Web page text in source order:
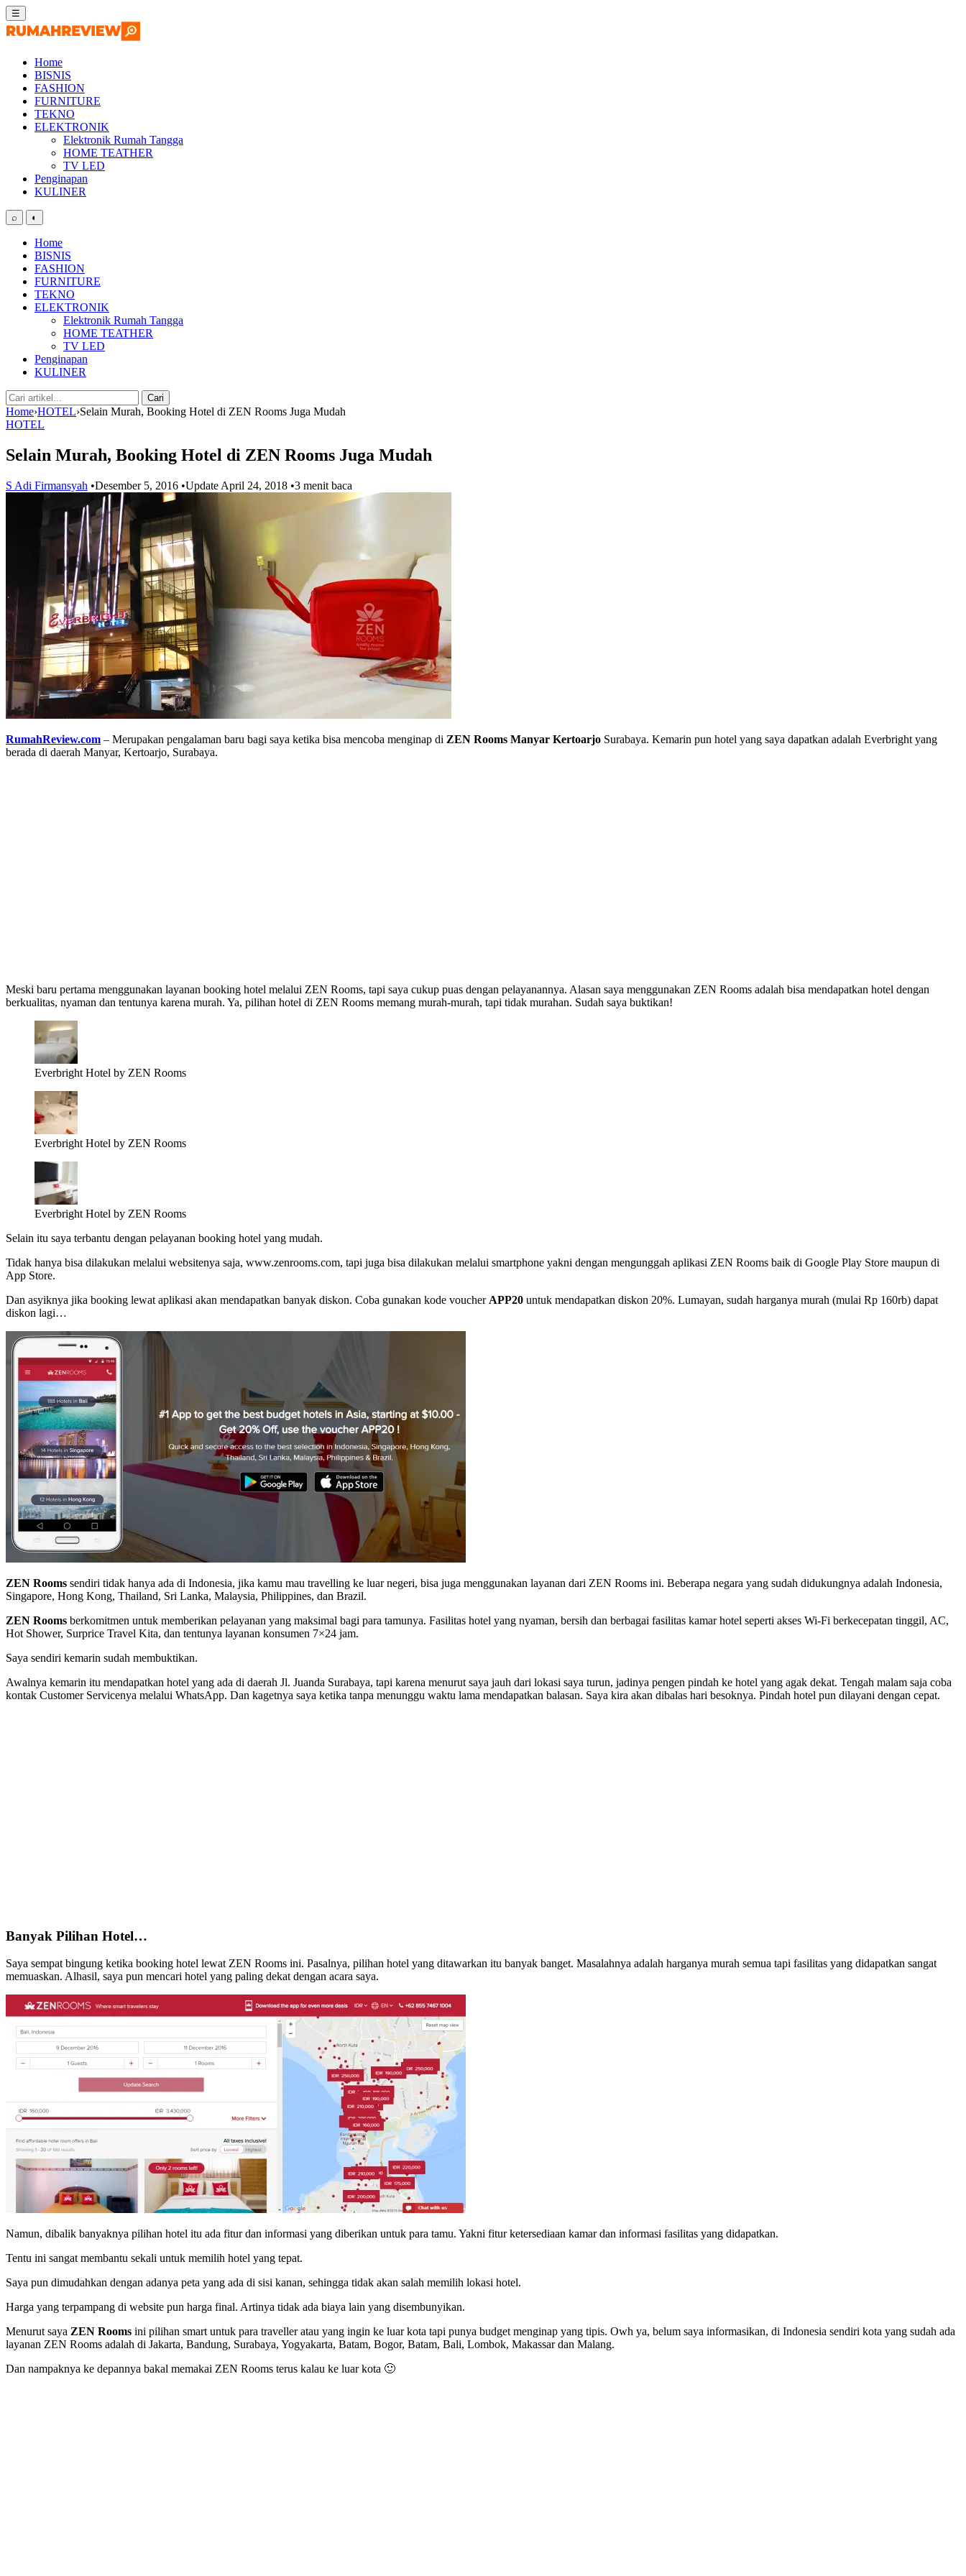
Skip
to
content
☰
Home
BISNIS
FASHION
FURNITURE
TEKNO
ELEKTRONIK
Elektronik Rumah Tangga
HOME TEATHER
TV LED
Penginapan
KULINER
⌕ ◐
Home
BISNIS
FASHION
FURNITURE
TEKNO
ELEKTRONIK
Elektronik Rumah Tangga
HOME TEATHER
TV LED
Penginapan
KULINER
Cari:
Cari
Home›HOTEL›Selain Murah, Booking Hotel di ZEN Rooms Juga Mudah
HOTEL
Selain Murah, Booking Hotel di ZEN Rooms Juga Mudah
S Adi Firmansyah •Desember 5, 2016 •Update April 24, 2018 •3 menit baca
RumahReview.com – Merupakan pengalaman baru bagi saya ketika bisa mencoba menginap di ZEN Rooms Manyar Kertoarjo Surabaya. Kemarin pun hotel yang saya dapatkan adalah Everbright yang
berada di daerah Manyar, Kertoarjo, Surabaya.
Meski baru pertama menggunakan layanan booking hotel melalui ZEN Rooms, tapi saya cukup puas dengan pelayanannya. Alasan saya menggunakan ZEN Rooms adalah bisa mendapatkan hotel dengan
berkualitas, nyaman dan tentunya karena murah. Ya, pilihan hotel di ZEN Rooms memang murah-murah, tapi tidak murahan. Sudah saya buktikan!
Everbright Hotel by ZEN Rooms
Everbright Hotel by ZEN Rooms
Everbright Hotel by ZEN Rooms
Selain itu saya terbantu dengan pelayanan booking hotel yang mudah.
Tidak hanya bisa dilakukan melalui websitenya saja, www.zenrooms.com, tapi juga bisa dilakukan melalui smartphone yakni dengan mengunggah aplikasi ZEN Rooms baik di Google Play Store maupun di
App Store.
Dan asyiknya jika booking lewat aplikasi akan mendapatkan banyak diskon. Coba gunakan kode voucher APP20 untuk mendapatkan diskon 20%. Lumayan, sudah harganya murah (mulai Rp 160rb) dapat
diskon lagi…
ZEN Rooms sendiri tidak hanya ada di Indonesia, jika kamu mau travelling ke luar negeri, bisa juga menggunakan layanan dari ZEN Rooms ini. Beberapa negara yang sudah didukungnya adalah Indonesia,
Singapore, Hong Kong, Thailand, Sri Lanka, Malaysia, Philippines, dan Brazil.
ZEN Rooms berkomitmen untuk memberikan pelayanan yang maksimal bagi para tamunya. Fasilitas hotel yang nyaman, bersih dan berbagai fasilitas kamar hotel seperti akses Wi-Fi berkecepatan tinggil, AC,
Hot Shower, Surprice Travel Kita, dan tentunya layanan konsumen 7×24 jam.
Saya sendiri kemarin sudah membuktikan.
Awalnya kemarin itu mendapatkan hotel yang ada di daerah Jl. Juanda Surabaya, tapi karena menurut saya jauh dari lokasi saya turun, jadinya pengen pindah ke hotel yang agak dekat. Tengah malam saja coba
kontak Customer Servicenya melalui WhatsApp. Dan kagetnya saya ketika tanpa menunggu waktu lama mendapatkan balasan. Saya kira akan dibalas hari besoknya. Pindah hotel pun dilayani dengan cepat.
Banyak Pilihan Hotel…
Saya sempat bingung ketika booking hotel lewat ZEN Rooms ini. Pasalnya, pilihan hotel yang ditawarkan itu banyak banget. Masalahnya adalah harganya murah semua tapi fasilitas yang didapatkan sangat
memuaskan. Alhasil, saya pun mencari hotel yang paling dekat dengan acara saya.
Namun, dibalik banyaknya pilihan hotel itu ada fitur dan informasi yang diberikan untuk para tamu. Yakni fitur ketersediaan kamar dan informasi fasilitas yang didapatkan.
Tentu ini sangat membantu sekali untuk memilih hotel yang tepat.
Saya pun dimudahkan dengan adanya peta yang ada di sisi kanan, sehingga tidak akan salah memilih lokasi hotel.
Harga yang terpampang di website pun harga final. Artinya tidak ada biaya lain yang disembunyikan.
Menurut saya ZEN Rooms ini pilihan smart untuk para traveller atau yang ingin ke luar kota tapi punya budget menginap yang tipis. Owh ya, belum saya informasikan, di Indonesia sendiri kota yang sudah ada
layanan ZEN Rooms adalah di Jakarta, Bandung, Surabaya, Yogyakarta, Batam, Bogor, Batam, Bali, Lombok, Makassar dan Malang.
Dan nampaknya ke depannya bakal memakai ZEN Rooms terus kalau ke luar kota 🙂